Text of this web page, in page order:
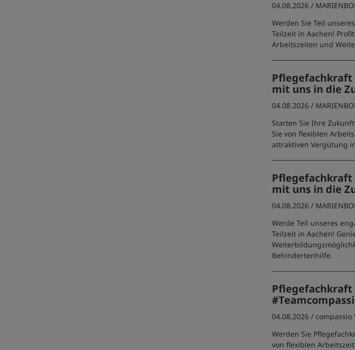
04.08.2026 /
Werden Sie Teil
Teilzeit in Aachen!
Arbeitszeiten und
Pflegefachkraft
mit uns in die
04.08.2026 /
Starten Sie Ihre
Sie von flexiblen
attraktiven Vergütung
Pflegefachkraft
mit uns in die
04.08.2026 /
Werde Teil unseres
Teilzeit in Aachen!
Behindertenhilfe.
Pflegefachkraft
04.08.2026 /
Werden Sie
von flexiblen